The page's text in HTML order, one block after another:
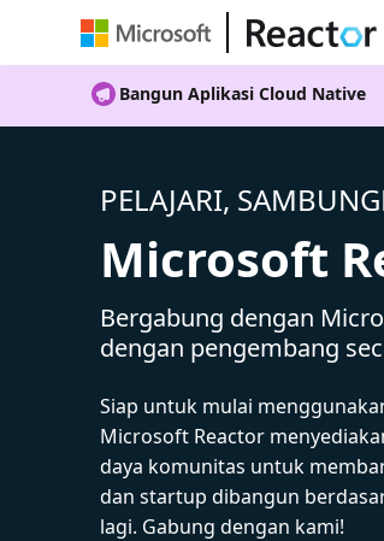
Bangun Aplikasi Cloud Native
PELAJARI,
Microsoft
Bergabung dengan
dengan pengembang
Siap untuk mulai
Microsoft Reactor
daya komunitas untuk
dan startup dibangun
lagi. Gabung dengan kami!